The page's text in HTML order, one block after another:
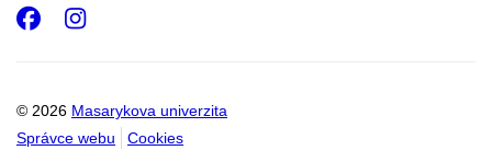
© 2026 Masarykova univerzita
Správce webu
Cookies
Facebook
Instagram